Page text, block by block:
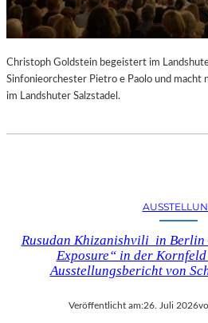
Christoph Goldstein begeistert im
Sinfonieorchester Pietro e Paolo und macht
im Landshuter Salzstadel.
Rusudan Khizanishvili in Berlin
Exposure“ in der
Ausstellungsbericht von
Veröffentlicht am:26. Juli 2026